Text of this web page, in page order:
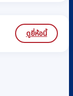
ดูยี่ห้อนี้